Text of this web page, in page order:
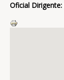
Oficial Dirigente: